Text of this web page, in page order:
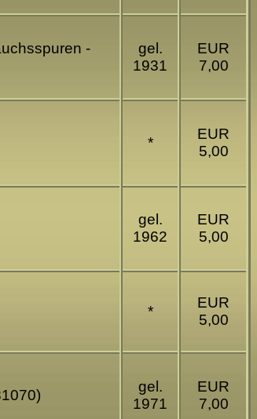
-
gel.
1931
EUR
7,00
*
EUR
5,00
gel.
1962
EUR
5,00
*
EUR
5,00
gel.
1971
EUR
7,00